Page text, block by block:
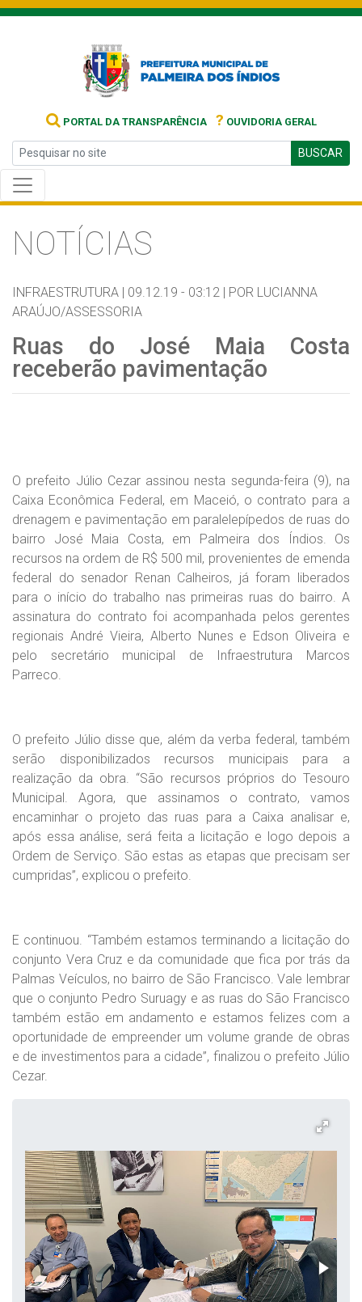
PORTAL DA TRANSPARÊNCIA ? OUVIDORIA GERAL
BUSCAR
NOTÍCIAS
INFRAESTRUTURA | 09.12.19 - 03:12 | POR LUCIANNA
ARAÚJO/ASSESSORIA
Ruas do José Maia Costa
receberão pavimentação
O prefeito Júlio Cezar assinou nesta segunda-feira (9), na
Caixa Econômica Federal, em Maceió, o contrato para a
drenagem e pavimentação em paralelepípedos de ruas do
bairro José Maia Costa, em Palmeira dos Índios. Os
recursos na ordem de R$ 500 mil, provenientes de emenda
federal do senador Renan Calheiros, já foram liberados
para o início do trabalho nas primeiras ruas do bairro. A
assinatura do contrato foi acompanhada pelos gerentes
regionais André Vieira, Alberto Nunes e Edson Oliveira e
pelo secretário municipal de Infraestrutura Marcos
Parreco.
O prefeito Júlio disse que, além da verba federal, também
serão disponibilizados recursos municipais para a
realização da obra. “São recursos próprios do Tesouro
Municipal. Agora, que assinamos o contrato, vamos
encaminhar o projeto das ruas para a Caixa analisar e,
após essa análise, será feita a licitação e logo depois a
Ordem de Serviço. São estas as etapas que precisam ser
cumpridas”, explicou o prefeito.
E continuou. “Também estamos terminando a licitação do
conjunto Vera Cruz e da comunidade que fica por trás da
Palmas Veículos, no bairro de São Francisco. Vale lembrar
que o conjunto Pedro Suruagy e as ruas do São Francisco
também estão em andamento e estamos felizes com a
oportunidade de empreender um volume grande de obras
e de investimentos para a cidade”, finalizou o prefeito Júlio
Cezar.